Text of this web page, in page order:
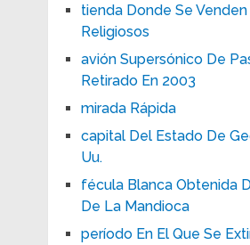
tienda Donde Se
Religiosos
avión Supersónico De
Retirado En 2003
mirada Rápida
capital Del Estado De
Uu.
fécula Blanca Obtenida
De La Mandioca
período En El Que Se